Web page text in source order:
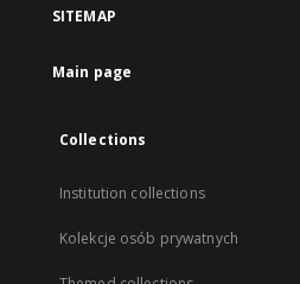
SITEMAP
Main page
Collections
Institution collections
Kolekcje osób prywatnych